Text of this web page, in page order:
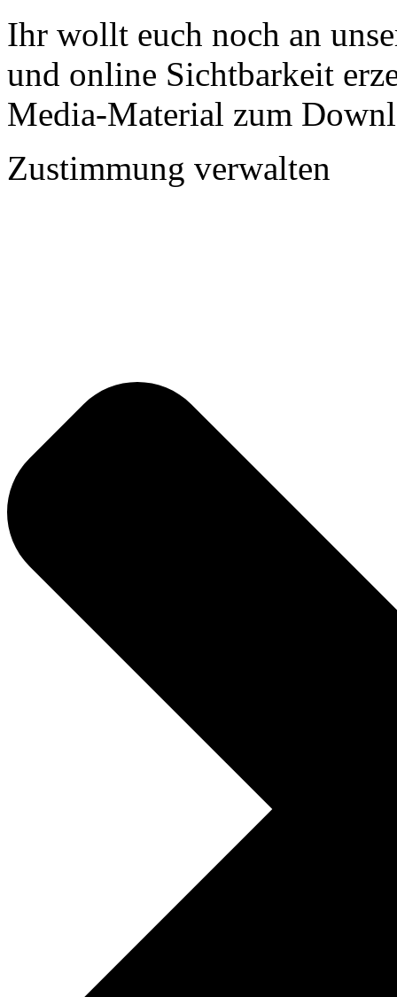
Ihr wollt euch noch an
und online Sichtbarkeit
Media-Material zum
Zustimmung verwalten